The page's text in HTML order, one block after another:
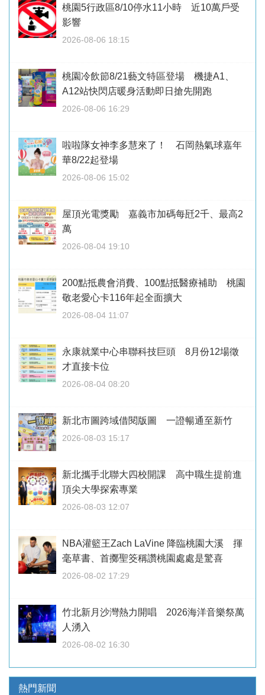
桃園5行政區8/10停水11小時 近10萬戶受
影響
2026-08-06 18:15
桃園冷飲節8/21藝文特區登場 機捷A1、
A12站快閃店暖身活動即日搶先開跑
2026-08-06 16:29
啦啦隊女神李多慧來了！ 石岡熱氣球嘉年
華8/22起登場
2026-08-06 15:02
屋頂光電獎勵 嘉義市加碼每瓩2千、最高2
萬
2026-08-04 19:10
200點抵農會消費、100點抵醫療補助 桃園
敬老愛心卡116年起全面擴大
2026-08-04 11:07
永康就業中心串聯科技巨頭 8月份12場徵
才直接卡位
2026-08-04 08:20
新北市圖跨域借閱版圖 一證暢通至新竹
2026-08-03 15:17
新北攜手北聯大四校開課 高中職生提前進
頂尖大學探索專業
2026-08-03 12:07
NBA灌籃王Zach LaVine 降臨桃園大溪 揮
毫草書、首擲聖筊稱讚桃園處處是驚喜
2026-08-02 17:29
竹北新月沙灣熱力開唱 2026海洋音樂祭萬
人湧入
2026-08-02 16:30
熱門新聞